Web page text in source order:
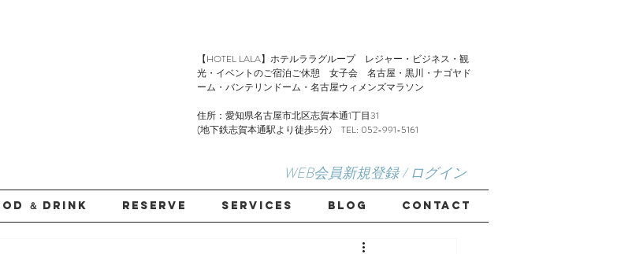
​【HOTEL LALA】ホテルララグループ レジャー・ビジネス・観
光・イベントのご宿泊ご休憩 女子会 名古屋・黒川・ナゴヤド
ーム・バンテリンドーム・名古屋ウィメンズマラソン
住所：愛知県名古屋市北区志賀本通1丁目31
(地下鉄志賀本通駅より徒歩5分) TEL: 052-991-5161
WEB会員新規登録 / ログイン
＆ DRINK RESERVE SERVICES Blog CONTACT